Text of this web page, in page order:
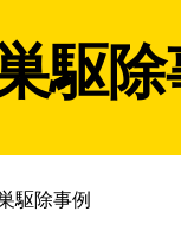
駆除
駆除事例